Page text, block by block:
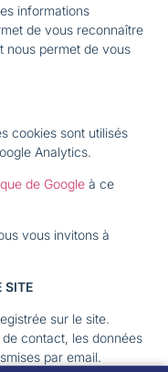
informations
de vous reconnaître
nous permet de vous
cookies sont utilisés
Analytics.
de Googleà ce
vous invitons à
SITE
sur le site.
contact, les données
par email.